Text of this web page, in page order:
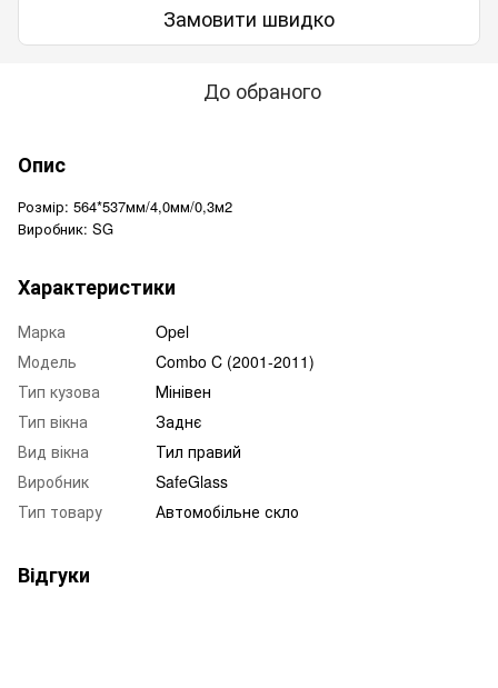
Замовити швидко
До обраного
Опис
Розмір: 564*537мм/4,0мм/0,3м2
Виробник: SG
Характеристики
Марка
Opel
Модель
Combo C (2001-2011)
Тип кузова
Мінівен
Тип вікна
Заднє
Вид вікна
Тил правий
Виробник
SafeGlass
Тип товару
Автомобільне скло
Відгуки